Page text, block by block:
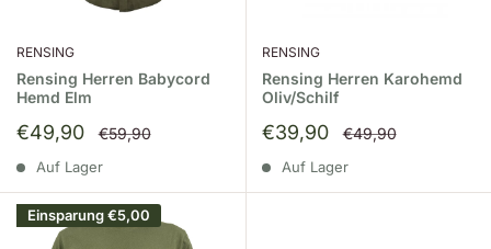
RENSING
Rensing Herren Babycord
Hemd Elm
Sonderpreis
€49,90 Normalpreis
€59,90
Auf Lager
RENSING
Rensing Herren Karohemd
Oliv/Schilf
Sonderpreis
€39,90 Normalpreis
€49,90
Auf Lager
Einsparung€5,00